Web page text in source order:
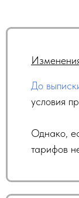
До
условия
Однако,
тарифов